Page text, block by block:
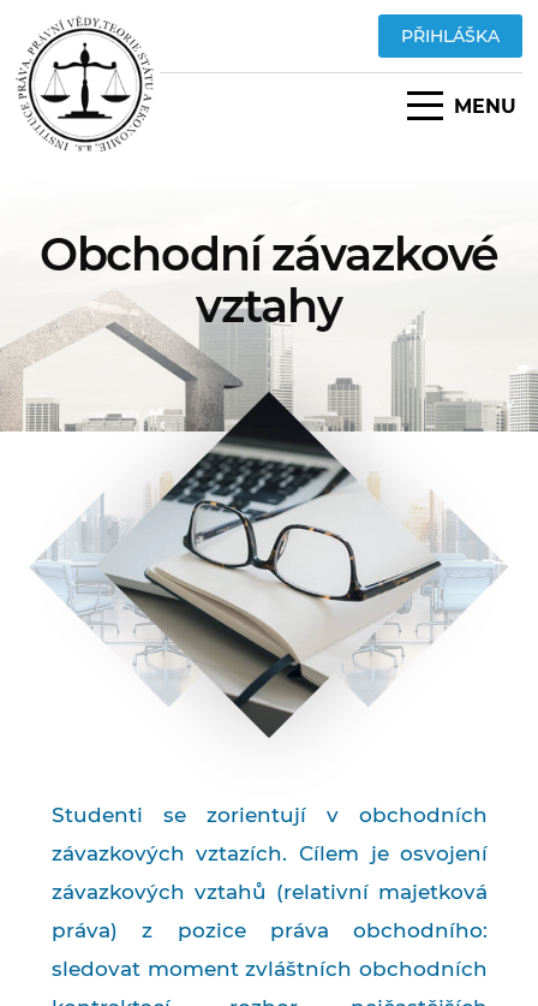
PŘIHLÁŠKA
MENU
Obchodní závazkové
vztahy
Studenti se zorientují v obchodních
závazkových vztazích. Cílem je osvojení
závazkových vztahů (relativní majetková
práva) z pozice práva obchodního:
sledovat moment zvláštních obchodních